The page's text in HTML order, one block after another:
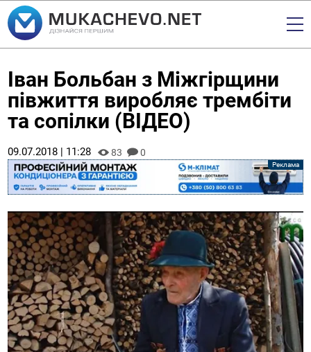
Іван Больбан з Міжгірщини
півжиття виробляє трембіти
та сопілки (ВІДЕО)
09.07.2018 | 11:28 83 0